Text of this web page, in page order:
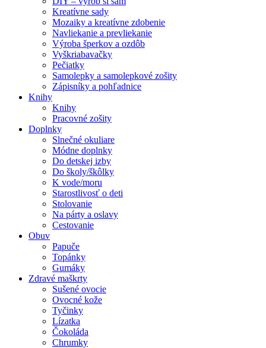
Kreatívne sady
Mozaiky a kreatívne zdobenie
Navliekanie a prevliekanie
Výroba šperkov a ozdôb
Vyškriabavačky
Pečiatky
Samolepky a samolepkové zošity
Zápisníky a pohľadnice
Knihy
Knihy
Pracovné zošity
Doplnky
Slnečné okuliare
Módne doplnky
Do detskej izby
Do školy/škôlky
K vode/moru
Starostlivosť o deti
Stolovanie
Na párty a oslavy
Cestovanie
Obuv
Papuče
Topánky
Gumáky
Zdravé maškrty
Sušené ovocie
Ovocné kože
Tyčinky
Lízatka
Čokoláda
Chrumky